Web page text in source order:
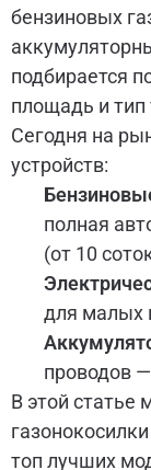
бензиновых
подбирается
площадь и
Сегодня на
устройств:
полная
(от 10
для малых
проводов
В этой статье
топ лучших